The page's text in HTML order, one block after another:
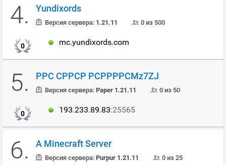
4. Yundixords
Версия сервера: 1.21.11 0 из 500
0 mc.yundixords.com
5. РРС СРРСР РСРРРРСMz7ZJ
Версия сервера: Paper 1.21.11 0 из 50
0 193.233.89.83:25565
6. A Minecraft Server
Версия сервера: Purpur 1.21.11 0 из 25